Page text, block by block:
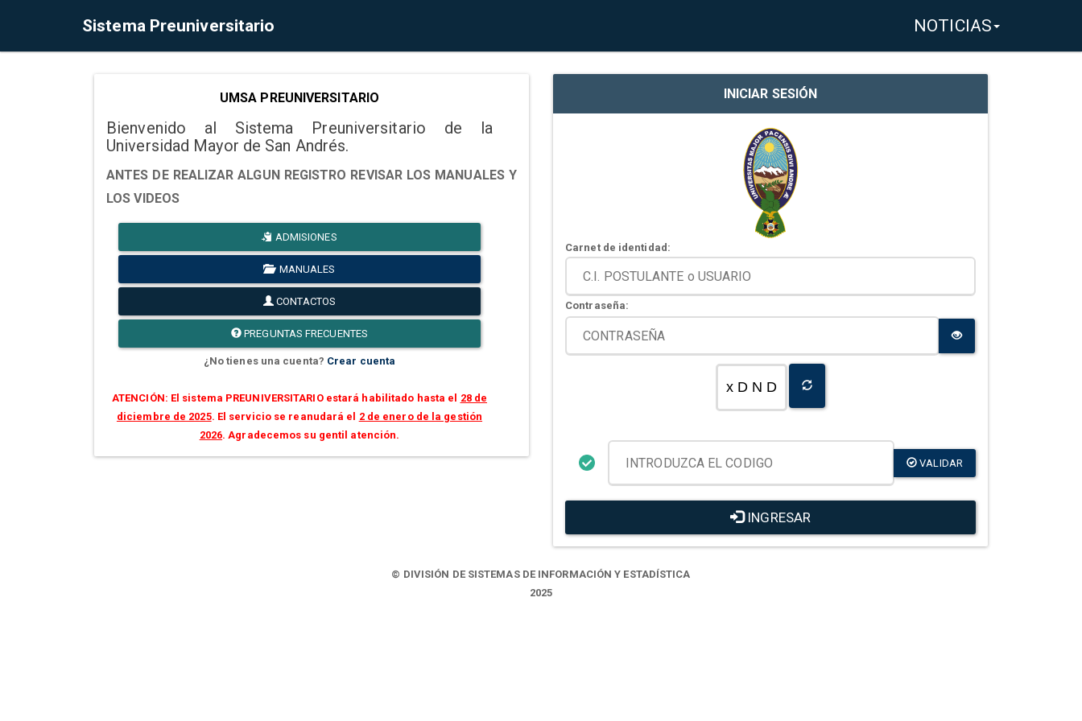
Sistema Preuniversitario NOTICIAS
UMSA PREUNIVERSITARIO
Bienvenido al Sistema Preuniversitario de la
Universidad Mayor de San Andrés.
ANTES DE REALIZAR ALGUN REGISTRO REVISAR LOS MANUALES Y
LOS VIDEOS
ADMISIONES
MANUALES
CONTACTOS
PREGUNTAS FRECUENTES
¿No tienes una cuenta? Crear cuenta
ATENCIÓN: El sistema PREUNIVERSITARIO estará habilitado hasta el 28 de
diciembre de 2025. El servicio se reanudará el 2 de enero de la gestión
2026. Agradecemos su gentil atención.
INICIAR SESIÓN
Carnet de identidad:
Contraseña:
x D N D
VALIDAR
INGRESAR
© DIVISIÓN DE SISTEMAS DE INFORMACIÓN Y ESTADÍSTICA
2025